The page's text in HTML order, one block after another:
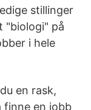
stillinger
"biologi" på
i hele
en rask,
finne en jobb